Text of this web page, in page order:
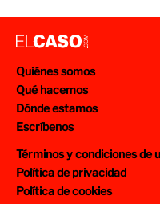
Quiénes somos
Qué hacemos
Dónde estamos
Escríbenos
Términos y condiciones de
Política de privacidad
Política de cookies